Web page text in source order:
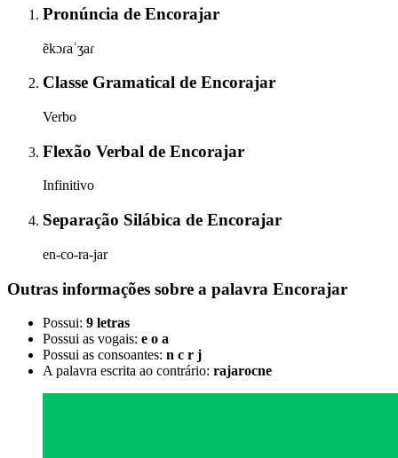
Pronúncia de Encorajar
ẽkɔɾaˈʒaɾ
Classe Gramatical de Encorajar
Verbo
Flexão Verbal de Encorajar
Infinitivo
Separação Silábica de Encorajar
en-co-ra-jar
Outras informações sobre a palavra Encorajar
Possui: 9 letras
Possui as vogais: e o a
Possui as consoantes: n c r j
A palavra escrita ao contrário: rajarocne